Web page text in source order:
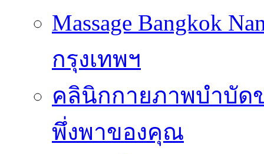
Massage Bangkok
กรุงเทพฯ
คลินิกกายภาพบำบัด
พึ่งพาของคุณ